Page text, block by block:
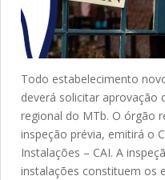
Todo estabelecimento
deverá solicitar aprovação
regional do MTb. O órgão
inspeção prévia, emitirá o
Instalações – CAI. A
instalações constituem os